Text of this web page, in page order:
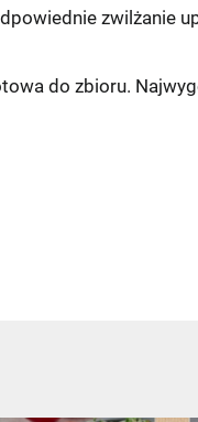
zwilżanie
do zbioru.